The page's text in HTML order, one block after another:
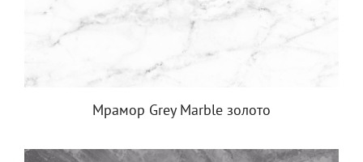
Мрамор Grey Marble золото